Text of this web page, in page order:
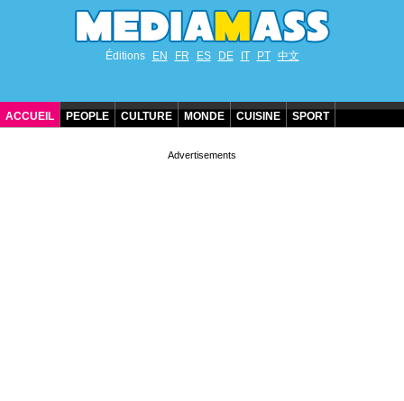
Éditions EN FR ES DE IT PT 中文
ACCUEIL PEOPLE CULTURE MONDE CUISINE SPORT